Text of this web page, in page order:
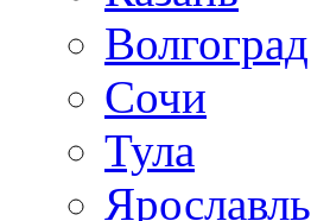
Волгоград
Сочи
Тула
Ярославль